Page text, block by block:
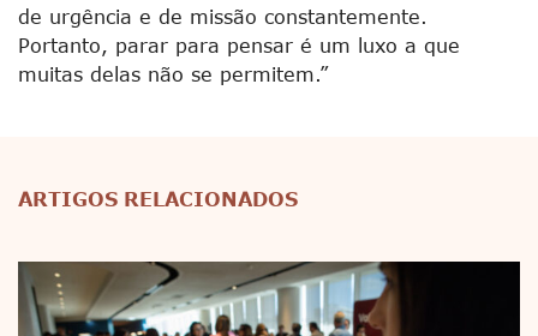
de urgência e de missão constantemente.
Portanto, parar para pensar é um luxo a que
muitas delas não se permitem.”
ARTIGOS RELACIONADOS